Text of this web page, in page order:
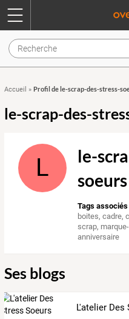
Accueil » Profil de le-scrap-des-stress-
le-scrap-des-
L
le-
soeurs
Tags associés
boites,cadre,
scrap,
anniversaire
Ses blogs